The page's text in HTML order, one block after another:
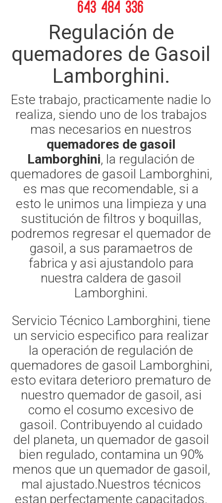
643 484 336
Regulación de
quemadores de Gasoil
Lamborghini.
Este trabajo, practicamente nadie lo
realiza, siendo uno de los trabajos
mas necesarios en nuestros
quemadores de gasoil
Lamborghini, la regulación de
quemadores de gasoil Lamborghini,
es mas que recomendable, si a
esto le unimos una limpieza y una
sustitución de filtros y boquillas,
podremos regresar el quemador de
gasoil, a sus paramaetros de
fabrica y asi ajustandolo para
nuestra caldera de gasoil
Lamborghini.
Servicio Técnico Lamborghini, tiene
un servicio especifico para realizar
la operación de regulación de
quemadores de gasoil Lamborghini,
esto evitara deterioro prematuro de
nuestro quemador de gasoil, asi
como el cosumo excesivo de
gasoil. Contribuyendo al cuidado
del planeta, un quemador de gasoil
bien regulado, contamina un 90%
menos que un quemador de gasoil,
mal ajustado.Nuestros técnicos
estan perfectamente capacitados,